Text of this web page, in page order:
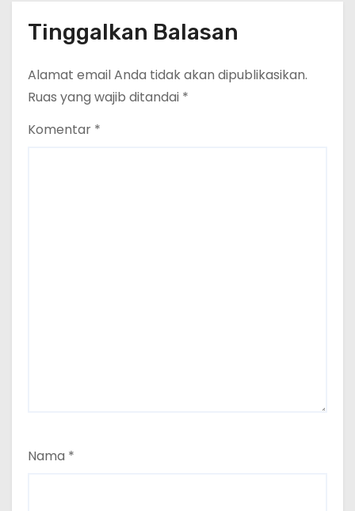
Tinggalkan Balasan
Alamat email Anda tidak akan dipublikasikan.
Ruas yang wajib ditandai *
Komentar *
Nama *